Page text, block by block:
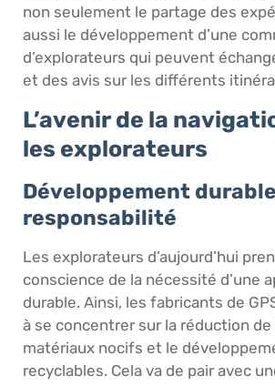
non seulement le partage des
aussi le développement d’une
d’explorateurs qui peuvent
et des avis sur les différents
L’avenir de la
les explorateurs
Développement
responsabilité
Les explorateurs d’aujourd’hui
conscience de la nécessité d’une
durable. Ainsi, les fabricants de
à se concentrer sur la réduction de
matériaux nocifs et le
recyclables. Cela va de pair avec